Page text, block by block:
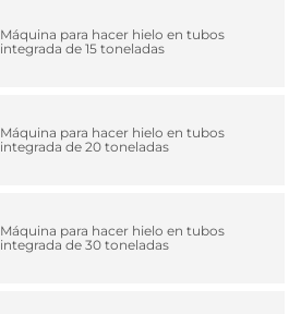
Máquina para hacer hielo en tubos
integrada de 15 toneladas
Máquina para hacer hielo en tubos
integrada de 20 toneladas
Máquina para hacer hielo en tubos
integrada de 30 toneladas